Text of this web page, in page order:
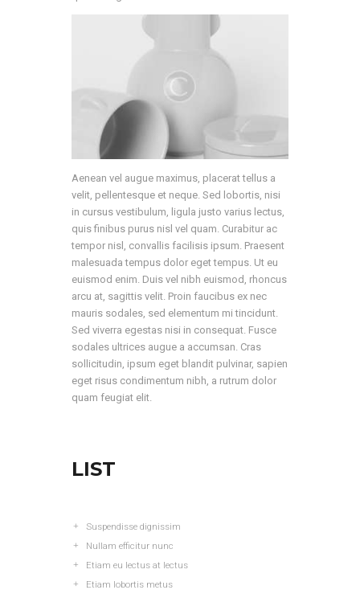
Aenean vel augue maximus, placerat tellus a
velit, pellentesque et neque. Sed lobortis, nisi
in cursus vestibulum, ligula justo varius lectus,
quis finibus purus nisl vel quam. Curabitur ac
tempor nisl, convallis facilisis ipsum. Praesent
malesuada tempus dolor eget tempus. Ut eu
euismod enim. Duis vel nibh euismod, rhoncus
arcu at, sagittis velit. Proin faucibus ex nec
mauris sodales, sed elementum mi tincidunt.
Sed viverra egestas nisi in consequat. Fusce
sodales ultrices augue a accumsan. Cras
sollicitudin, ipsum eget blandit pulvinar, sapien
eget risus condimentum nibh, a rutrum dolor
quam feugiat elit.
LIST
Suspendisse dignissim
Nullam efficitur nunc
Etiam eu lectus at lectus
Etiam lobortis metus